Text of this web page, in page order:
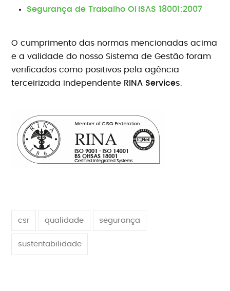
Segurança de Trabalho OHSAS 18001:2007
O cumprimento das normas mencionadas acima
e a validade do nosso Sistema de Gestão foram
verificados como positivos pela agência
terceirizada independente RINA Services
csr qualidade segurança
sustentabilidade